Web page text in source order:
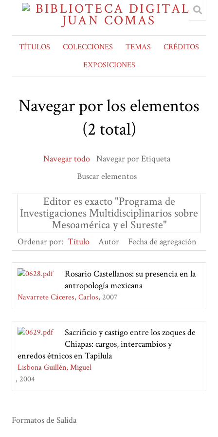
TÍTULOS COLECCIONES TEMAS
CRÉDITOS
EXPOSICIONES
Navegar por los elementos
(2 total)
Navegar todo Navegar por Etiqueta
Buscar elementos
Editor es exacto "Programa de
Investigaciones Multidisciplinarios sobre
Mesoamérica y el Sureste"
Ordenar por: Título Autor Fecha de agregación
Rosario Castellanos: su presencia en la
antropología mexicana
Navarrete Cáceres, Carlos 2007
Sacrificio y castigo entre los zoques de
Chiapas: cargos, intercambios y
enredos étnicos en Tapilula
Lisbona Guillén, Miguel
2004
Formatos de Salida